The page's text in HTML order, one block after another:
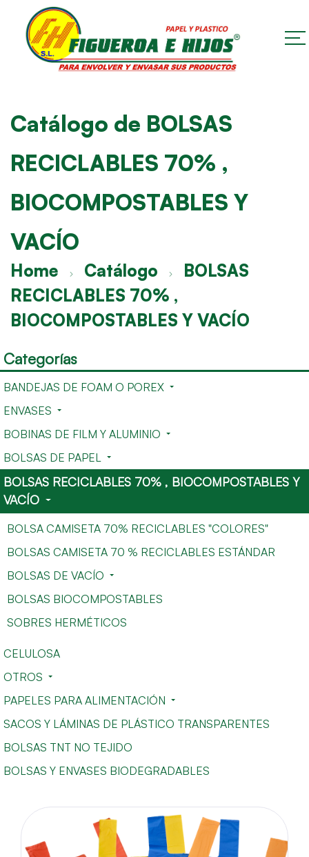
Catálogo de BOLSAS
RECICLABLES 70% ,
BIOCOMPOSTABLES Y
VACÍO
Home Catálogo
BOLSAS
RECICLABLES 70% ,
BIOCOMPOSTABLES Y VACÍO
Categorías
BANDEJAS DE FOAM O POREX
ENVASES
BOBINAS DE FILM Y ALUMINIO
BOLSAS DE PAPEL
BOLSAS RECICLABLES 70% , BIOCOMPOSTABLES Y
VACÍO
BOLSA CAMISETA 70% RECICLABLES "COLORES"
BOLSAS CAMISETA 70 % RECICLABLES ESTÁNDAR
BOLSAS DE VACÍO
BOLSAS BIOCOMPOSTABLES
SOBRES HERMÉTICOS
CELULOSA
OTROS
PAPELES PARA ALIMENTACIÓN
SACOS Y LÁMINAS DE PLÁSTICO TRANSPARENTES
BOLSAS TNT NO TEJIDO
BOLSAS Y ENVASES BIODEGRADABLES